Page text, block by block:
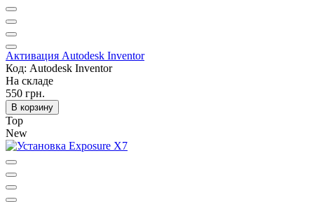
Активация Autodesk Inventor
Код: Autodesk Inventor
На складе
550 грн.
В корзину
Top
New